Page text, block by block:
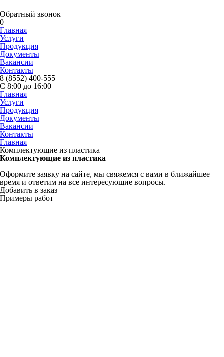
Обратный звонок
0
Главная
Услуги
Продукция
Документы
Вакансии
Контакты
8 (8552) 400-555
С 8:00 до 16:00
Главная
Услуги
Продукция
Документы
Вакансии
Контакты
Главная
Комплектующие из пластика
Комплектующие из пластика
Оформите заявку на сайте, мы свяжемся с вами в ближайшее
время и ответим на все интересующие вопросы.
Добавить в заказ
Примеры работ